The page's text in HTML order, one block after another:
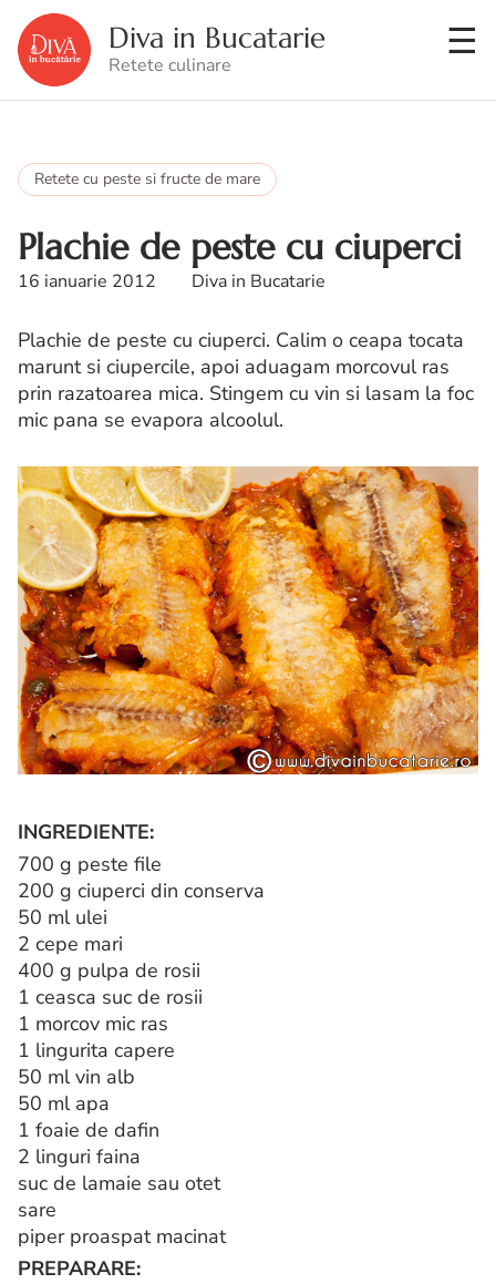
Diva in Bucatarie
Retete culinare
Retete cu peste si fructe de mare
Plachie de peste cu ciuperci
16 ianuarie 2012 Diva in Bucatarie
Plachie de peste cu ciuperci. Calim o ceapa tocata
marunt si ciupercile, apoi aduagam morcovul ras
prin razatoarea mica. Stingem cu vin si lasam la foc
mic pana se evapora alcoolul.
INGREDIENTE:
700 g peste file
200 g ciuperci din conserva
50 ml ulei
2 cepe mari
400 g pulpa de rosii
1 ceasca suc de rosii
1 morcov mic ras
1 lingurita capere
50 ml vin alb
50 ml apa
1 foaie de dafin
2 linguri faina
suc de lamaie sau otet
sare
piper proaspat macinat
PREPARARE: